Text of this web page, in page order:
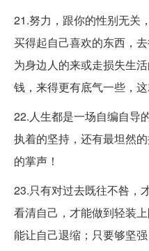
21.努力，跟你的性别无关
买得起自己喜欢的东西，
为身边人的来或走损失生
钱，来得更有底气一些，这
22.人生都是一场自编自导
执着的坚持，还有最坦然
的掌声！
23.只有对过去既往不咎，
看清自己，才能做到轻装
能让自己退缩；只要够坚